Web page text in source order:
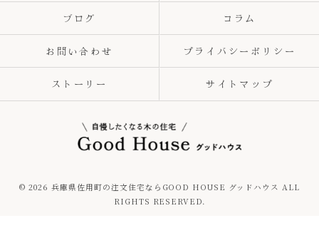
ブログ コラム
お問い合わせ プライバシーポリシー
ストーリー サイトマップ
© 2026 兵庫県佐用町の注文住宅ならGOOD HOUSE グッドハウス ALL
RIGHTS RESERVED.